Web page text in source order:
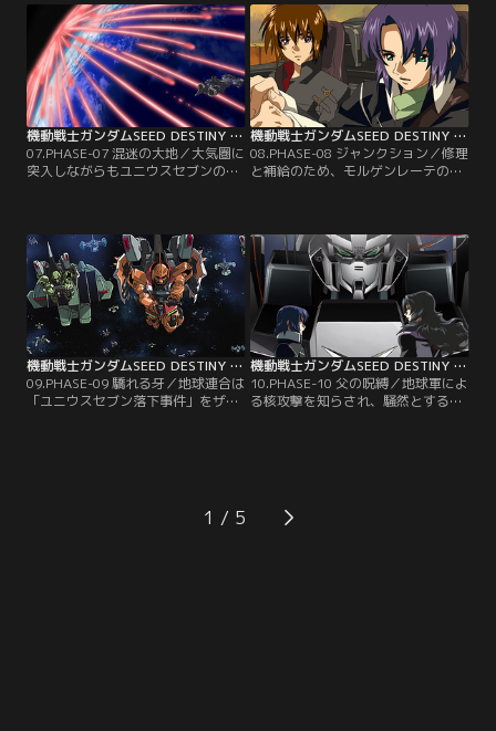
ザーク隊がユニウスセブンの破壊作
業を開始した時、謎のジンの一団が
工作隊を急襲する。一方、地球では
ジブリールを新盟主としたブルーコ
スモスが再び動き出そうとしてい
た。【提供：バンダイチャンネル】
い、パトリック・ザラの思想を拠と
してきた者達だった。己と同じ境遇
の人間に攻撃されたシンと、亡き父
を肯定する人間に出会ったアスラン
は、衝撃と動揺の中大気圏に落下し
ていく。【提供：バンダイチャンネ
ル】
機動戦士ガンダムSEED DESTINY HDリマスター 第07話
07.PHASE-07 混迷の大地／大気圏に
突入しながらもユニウスセブンの破
スの新盟主ロード・ジブリールは
「ロゴス」の長老連を説得し、大西
洋連邦への介入を画策する。一方、
ミネルバはダメージの修理とカガリ
を送り届けるためにオーブへと向
う。【提供：バンダイチャンネル】
機動戦士ガンダムSEED DESTINY HDリマスター 第08話
08.PHASE-08 ジャンクション／修理
と補給のため、モルゲンレーテのド
れに対するオーブの決断を迫られ
る。一方、アスランはキラと再会
し、行くべき道を再び模索し始め
る。そして彼はカガリに約束の指輪
を渡し、デュランダルの元へと向
う。【提供：バンダイチャンネル】
機動戦士ガンダムSEED DESTINY HDリマスター 第09話
09.PHASE-09 驕れる牙／地球連合は
「ユニウスセブン落下事件」をザフ
会は目の前に迫った地球軍に対して
軍を動かす。その頃、プラントへ着
機動戦士ガンダムSEED DESTINY HDリマスター 第10話
10.PHASE-10 父の呪縛／地球軍によ
る核攻撃を知らされ、騒然とするプ
ダムをアスランに預けたいと言い出
す。思い悩むアスランを、ミーアは
1